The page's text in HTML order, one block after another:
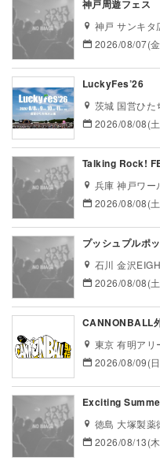
神戸周遊フェス
神戸 サンキタ
2026/08/07(
LuckyFes’26
茨城 国営ひた
2026/08/08(
Talking Rock!
兵庫 神戸ワー
2026/08/08(
プッシュプルポ
石川 金沢
2026/08/08(
CANNONBALL
東京 有明アリ
2026/08/09(
Exciting
徳島 大塚製薬
2026/08/13(